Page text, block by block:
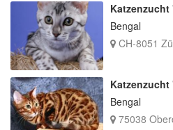
Bengal
CH-8051
Bengal
75038